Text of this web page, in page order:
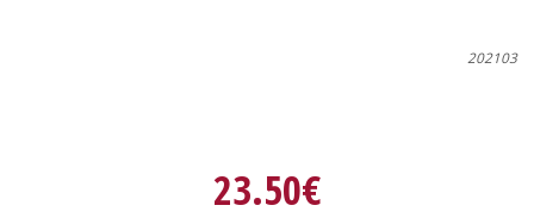
202103
23.50€